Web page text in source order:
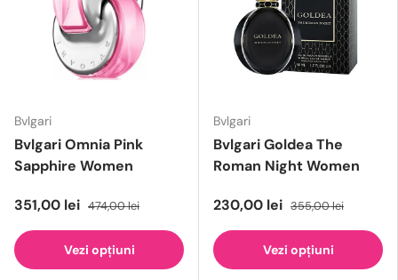
Bvlgari
Bvlgari Omnia Pink
Sapphire Women
351,00 lei 474,00 lei
Vezi opțiuni
Bvlgari
Bvlgari Goldea The
Roman Night Women
230,00 lei 355,00 lei
Vezi opțiuni